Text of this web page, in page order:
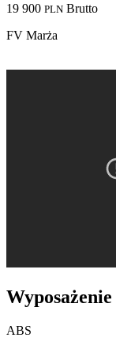
19 900 PLN Brutto
FV Marża
Wyposażenie
ABS